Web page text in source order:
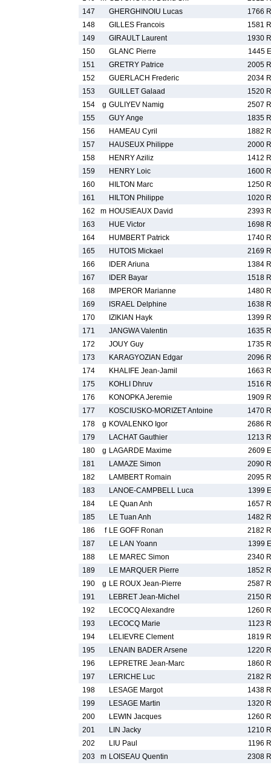
147
GHERGHINOIU Lucas
1766 R
148
GILLES Francois
1581 R
149
GIRAULT Laurent
1930 R
150
GLANC Pierre
1445 E
151
GRETRY Patrice
2005 R
152
GUERLACH Frederic
2034 R
153
GUILLET Galaad
1520 R
154
g GULIYEV Namig
2507 R
155
GUY Ange
1835 R
156
HAMEAU Cyril
1882 R
157
HAUSEUX Philippe
2000 R
158
HENRY Aziliz
1412 R
159
HENRY Loic
1600 R
160
HILTON Marc
1250 R
161
HILTON Philippe
1020 R
162
m HOUSIEAUX David
2393 R
163
HUE Victor
1698 R
164
HUMBERT Patrick
1740 R
165
HUTOIS Mickael
2169 R
166
IDER Ariuna
1384 R
167
IDER Bayar
1518 R
168
IMPEROR Marianne
1480 R
169
ISRAEL Delphine
1638 R
170
IZIKIAN Hayk
1399 R
171
JANGWA Valentin
1635 R
172
JOUY Guy
1735 R
173
KARAGYOZIAN Edgar
2096 R
174
KHALIFE Jean-Jamil
1663 R
175
KOHLI Dhruv
1516 R
176
KONOPKA Jeremie
1909 R
177
KOSCIUSKO-MORIZET Antoine
1470 R
178
g KOVALENKO Igor
2686 R
179
LACHAT Gauthier
1213 R
180
g LAGARDE Maxime
2609 E
181
LAMAZE Simon
2090 R
182
LAMBERT Romain
2095 R
183
LANOE-CAMPBELL Luca
1399 E
184
LE Quan Anh
1657 R
185
LE Tuan Anh
1482 R
186
f LE GOFF Ronan
2182 R
187
LE LAN Yoann
1399 E
188
LE MAREC Simon
2340 R
189
LE MARQUER Pierre
1852 R
190
g LE ROUX Jean-Pierre
2587 R
191
LEBRET Jean-Michel
2150 R
192
LECOCQ Alexandre
1260 R
193
LECOCQ Marie
1123 R
194
LELIEVRE Clement
1819 R
195
LENAIN BADER Arsene
1220 R
196
LEPRETRE Jean-Marc
1860 R
197
LERICHE Luc
2182 R
198
LESAGE Margot
1438 R
199
LESAGE Martin
1320 R
200
LEWIN Jacques
1260 R
201
LIN Jacky
1210 R
202
LIU Paul
1196 R
203
m LOISEAU Quentin
2308 R